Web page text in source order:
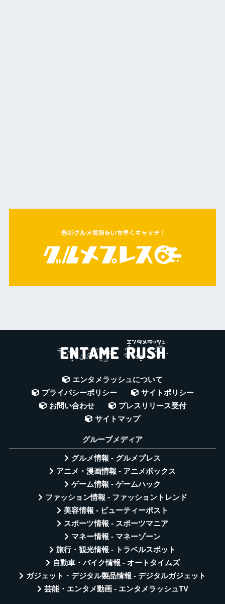
エンタメラッシュについて
プライバシーポリシー
サイトポリシー
お問い合わせ
プレスリリース受付
サイトマップ
グループメディア
グルメ情報 - グルメプレス
アニメ・漫画情報 - アニメボックス
ゲーム情報 - ゲームハック
ファッション情報 - ファッショントレンド
美容情報 - ビューティーポスト
スポーツ情報 - スポーツマニア
マネー情報 - マネーゾーン
旅行・観光情報 - トラベルスポット
自動車・バイク情報 - オートタイムズ
ガジェット・デジタル製品情報 - デジタルガジェット
芸能・エンタメ動画 - エンタメラッシュTV